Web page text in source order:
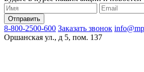
8-800-2500-600 Заказать звонок
Оршанская ул., д 5, пом. 137